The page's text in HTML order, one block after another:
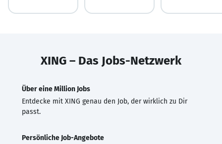
XING – Das Jobs-Netzwerk
Über eine Million Jobs
Entdecke mit XING genau den Job, der wirklich zu Dir
passt.
Persönliche Job-Angebote